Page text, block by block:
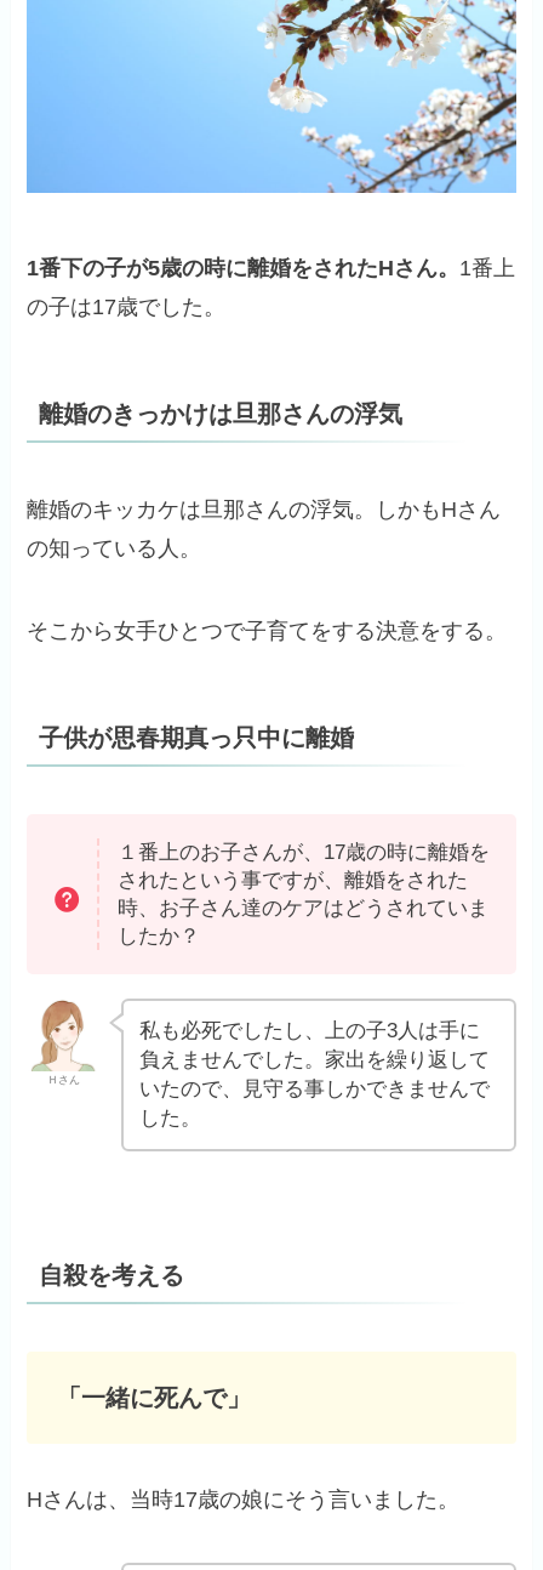
1番下の子が5歳の時に離婚をされたHさん。 1番上
の子は17歳でした。
離婚のきっかけは旦那さんの浮気
離婚のキッカケは旦那さんの浮気。しかもHさん
の知っている人。
そこから女手ひとつで子育てをする決意をする。
子供が思春期真っ只中に離婚
１番上のお子さんが、17歳の時に離婚を
されたという事ですが、離婚をされた
時、お子さん達のケアはどうされていま
したか？
Ｈさん
私も必死でしたし、上の子3人は手に
負えませんでした。家出を繰り返して
いたので、見守る事しかできませんで
した。
自殺を考える
「一緒に死んで」
Hさんは、当時17歳の娘にそう言いました。